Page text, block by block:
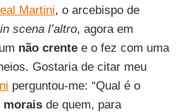
Martini, o arcebispo de
scena l’altro, agora em
não crentee o fez com uma
Gostaria de citar meu
perguntou-me: “Qual é o
moraisde quem, para